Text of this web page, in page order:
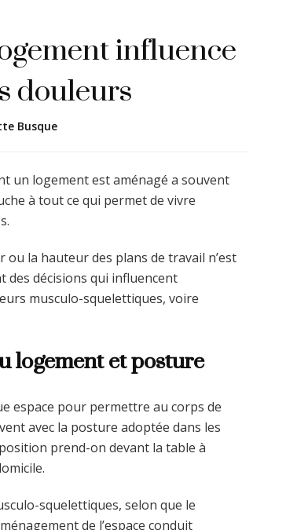
influence
douleurs
Busque
un logement est aménagé a souvent
à tout ce qui permet de vivre
la hauteur des plans de travail n’est
des décisions qui influencent
musculo-squelettiques, voire
logement et posture
espace pour permettre au corps de
avec la posture adoptée dans les
prend-on devant la table à
squelettiques, selon que le
de l’espace conduit